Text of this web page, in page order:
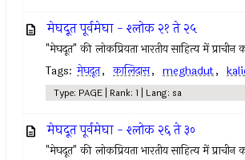
मेघदूत पूर्वमेघा - श्लोक २१ ते २५
"मेघदूत" की लोकप्रियता भारतीय साहित्य में प्राचीन
Tags: मेघदूत, कालिदास, meghadut,
Type: PAGE | Rank: 1 | Lang: sa
मेघदूत पूर्वमेघा - श्लोक २६ ते ३०
"मेघदूत" की लोकप्रियता भारतीय साहित्य में प्राचीन